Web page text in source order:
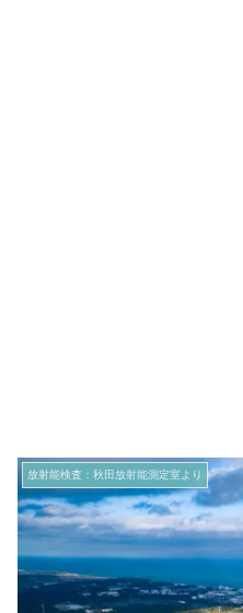
放射能検査：秋田放射能測定室より